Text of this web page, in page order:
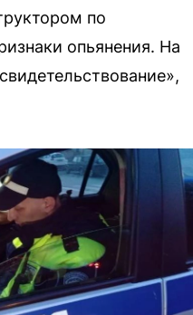
по
опьянения. На